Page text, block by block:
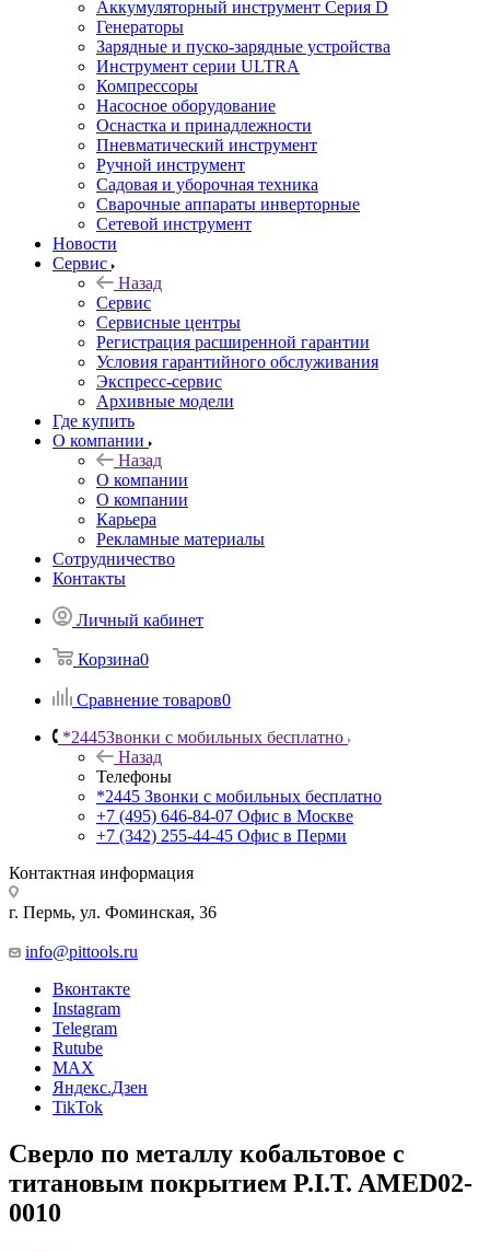
Аккумуляторный инструмент Серия D
Генераторы
Зарядные и пуско-зарядные устройства
Инструмент серии ULTRA
Компрессоры
Насосное оборудование
Оснастка и принадлежности
Пневматический инструмент
Ручной инструмент
Садовая и уборочная техника
Сварочные аппараты инверторные
Сетевой инструмент
Новости
Сервис
Назад
Сервис
Сервисные центры
Регистрация расширенной гарантии
Условия гарантийного обслуживания
Экспресс-сервис
Архивные модели
Где купить
О компании
Назад
О компании
О компании
Карьера
Рекламные материалы
Сотрудничество
Контакты
Личный кабинет
Корзина0
Сравнение товаров0
*2445Звонки с мобильных бесплатно
Назад
Телефоны
*2445 Звонки с мобильных бесплатно
+7 (495) 646-84-07 Офис в Москве
+7 (342) 255-44-45 Офис в Перми
Контактная информация
г. Пермь, ул. Фоминская, 36
info@pittools.ru
Вконтакте
Instagram
Telegram
Rutube
MAX
Яндекс.Дзен
TikTok
Сверло по металлу кобальтовое с
титановым покрытием P.I.T. AMED02-
0010